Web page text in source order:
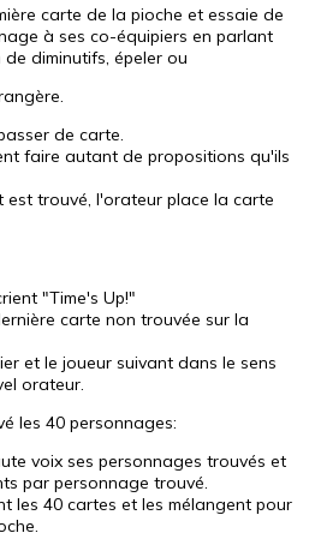
carte de la pioche et essaie de
à ses co-équipiers en parlant
diminutifs, épeler ou
de carte.
faire autant de propositions qu'ils
est trouvé, l'orateur place la carte
"Time's Up!"
carte non trouvée sur la
et le joueur suivant dans le sens
orateur.
les 40 personnages:
voix ses personnages trouvés et
par personnage trouvé.
les 40 cartes et les mélangent pour